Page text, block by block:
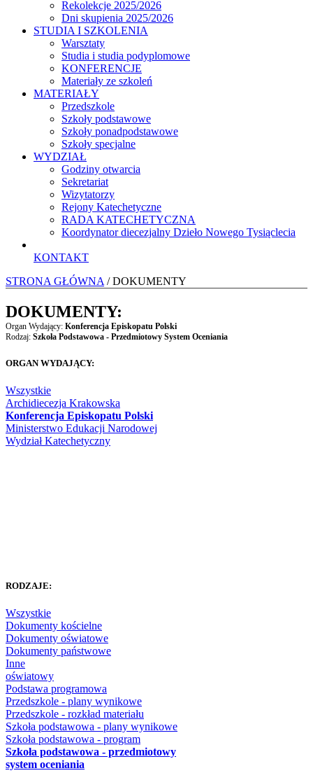
Rekolekcje 2025/2026
Dni skupienia 2025/2026
STUDIA I SZKOLENIA
Warsztaty
Studia i studia podyplomowe
KONFERENCJE
Materiały ze szkoleń
MATERIAŁY
Przedszkole
Szkoły podstawowe
Szkoły ponadpodstawowe
Szkoły specjalne
WYDZIAŁ
Godziny otwarcia
Sekretariat
Wizytatorzy
Rejony Katechetyczne
RADA KATECHETYCZNA
Koordynator diecezjalny Dzieło Nowego Tysiąclecia
KONTAKT
STRONA GŁÓWNA / DOKUMENTY
DOKUMENTY:
Organ Wydający: Konferencja Episkopatu Polski
Rodzaj: Szkoła Podstawowa - Przedmiotowy System Oceniania
ORGAN WYDAJĄCY:
Wszystkie
Archidiecezja Krakowska
Konferencja Episkopatu Polski
Ministerstwo Edukacji Narodowej
Wydział Katechetyczny
RODZAJE:
Wszystkie
Dokumenty kościelne
Dokumenty oświatowe
Dokumenty państwowe
Inne
oświatowy
Podstawa programowa
Przedszkole - plany wynikowe
Przedszkole - rozkład materiału
Szkoła podstawowa - plany wynikowe
Szkoła podstawowa - program
Szkoła podstawowa - przedmiotowy
system oceniania